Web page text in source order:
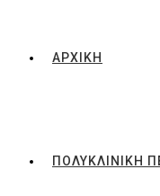
ΑΡΧΙΚΗ
ΠΟΛΥΚΛΙΝΙΚΗ